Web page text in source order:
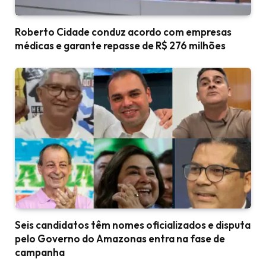
Roberto Cidade conduz acordo com empresas
médicas e garante repasse de R$ 276 milhões
Seis candidatos têm nomes oficializados e disputa
pelo Governo do Amazonas entra na fase de
campanha